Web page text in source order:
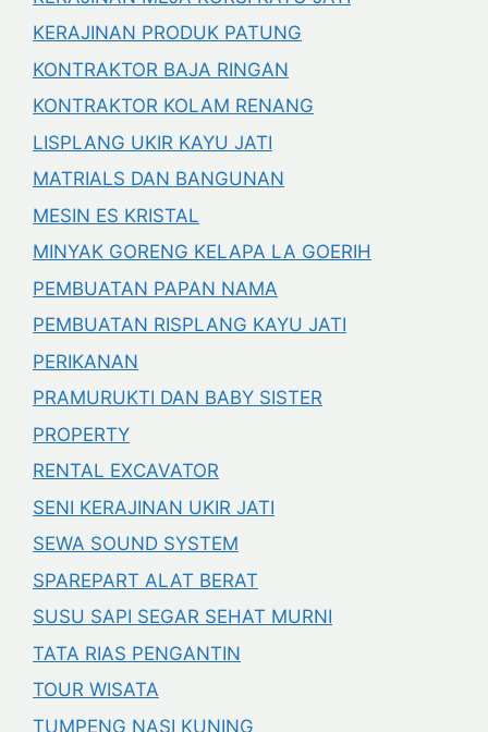
KERAJINAN PRODUK PATUNG
KONTRAKTOR BAJA RINGAN
KONTRAKTOR KOLAM RENANG
LISPLANG UKIR KAYU JATI
MATRIALS DAN BANGUNAN
MESIN ES KRISTAL
MINYAK GORENG KELAPA LA GOERIH
PEMBUATAN PAPAN NAMA
PEMBUATAN RISPLANG KAYU JATI
PERIKANAN
PRAMURUKTI DAN BABY SISTER
PROPERTY
RENTAL EXCAVATOR
SENI KERAJINAN UKIR JATI
SEWA SOUND SYSTEM
SPAREPART ALAT BERAT
SUSU SAPI SEGAR SEHAT MURNI
TATA RIAS PENGANTIN
TOUR WISATA
TUMPENG NASI KUNING